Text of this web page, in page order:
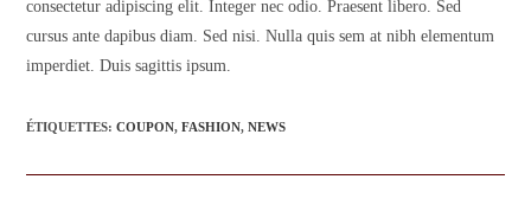
consectetur adipiscing elit. Integer nec odio. Praesent libero. Sed
cursus ante dapibus diam. Sed nisi. Nulla quis sem at nibh elementum
imperdiet. Duis sagittis ipsum.
ÉTIQUETTES:COUPON, FASHION, NEWS